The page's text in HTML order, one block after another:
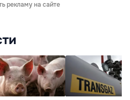
рекламу на сайте